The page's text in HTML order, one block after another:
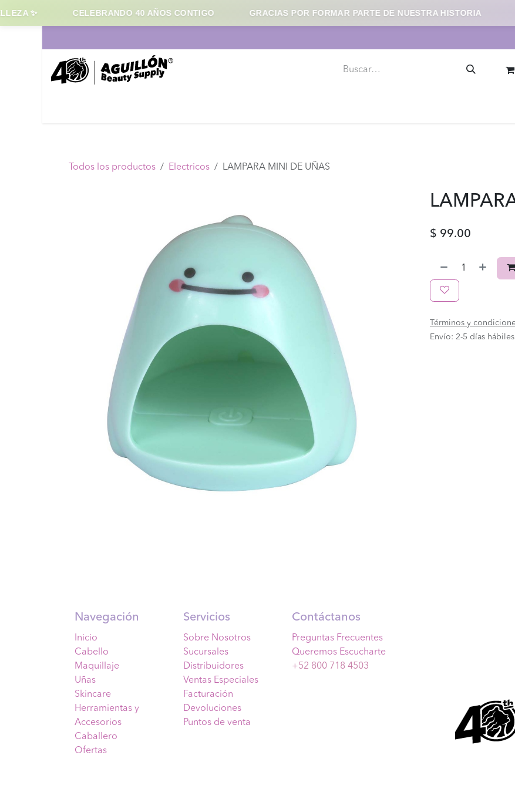
Todos los productos Electricos LAMPARA MINI DE UÑAS
$ 99.00
Términos y
Envío: 2-5 días hábiles
Navegación
Inicio
Cabello
Maquillaje
Uñas
Skincare
Herramientas y
Accesorios
Caballero
Ofertas
Servicios
Sobre Nosotros
Sucursales
Distribuidores
Ventas Especiales
Facturación
Devoluciones
Puntos de venta
Contáctanos
Preguntas Frecuentes
Queremos Escucharte
+52 800 718 4503
✨ CELEBRANDO 40 AÑOS CONTIGO GRACIAS POR FORMAR PARTE DE NUESTRA HISTORIA